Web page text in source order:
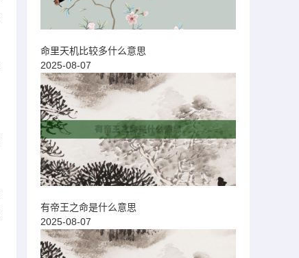
命里天机比较多什么意思
2025-08-07
有帝王之命是什么意思
2025-08-07